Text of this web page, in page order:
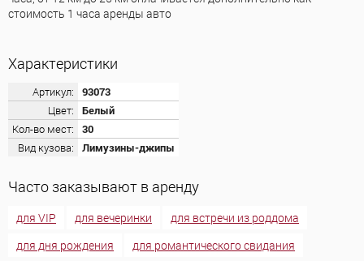
стоимость 1 часа аренды авто
Характеристики
Артикул:
93073
Цвет:
Белый
Кол-во мест:
30
Вид кузова:
Лимузины-джипы
Часто заказывают в аренду
для VIP для вечеринки
для встречи из роддома
для дня рождения
для романтического свидания